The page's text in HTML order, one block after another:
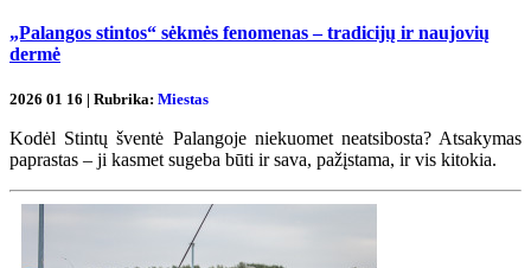
„Palangos stintos“ sėkmės fenomenas – tradicijų ir naujovių
dermė
2026 01 16 | Rubrika: Miestas
Kodėl Stintų šventė Palangoje niekuomet neatsibosta? Atsakymas
paprastas – ji kasmet sugeba būti ir sava, pažįstama, ir vis kitokia.